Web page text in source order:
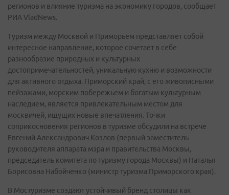
регионов и влияние туризма на экономику городов, сообщает
РИА VladNews.
Туризм между Москвой и Приморьем представляет собой
интересное направление, которое сочетает в себе
разнообразие природных и культурных
достопримечательностей, уникальную кухню и возможности
для активного отдыха. Приморский край, с его живописными
пейзажами, морским побережьем и богатым культурным
наследием, является привлекательным местом для
москвичей, ищущих новые впечатления. Точки
соприкосновения регионов в туризме обсудили на встрече
Евгений Александрович Козлов (первый заместитель
руководителя аппарата мэра и правительства Москвы,
председатель комитета по туризму города Москвы) и Наталья
Борисовна Набойченко (министр туризма Приморского края).
В Мостуризме создают устойчивый бренд столицы как